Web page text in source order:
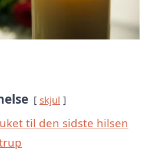
skjul
til den sidste hilsen